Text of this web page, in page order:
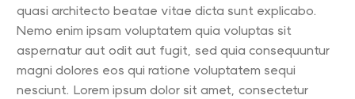
quasi architecto beatae vitae dicta sunt explicabo.
Nemo enim ipsam voluptatem quia voluptas sit
aspernatur aut odit aut fugit, sed quia consequuntur
magni dolores eos qui ratione voluptatem sequi
nesciunt. Lorem ipsum dolor sit amet, consectetur